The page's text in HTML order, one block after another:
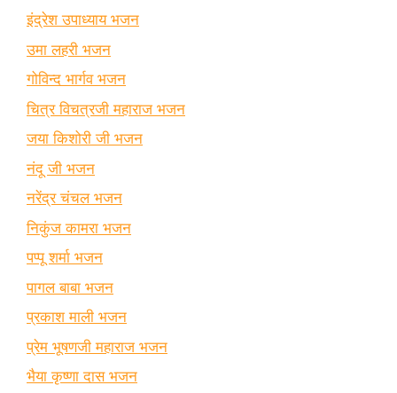
इंद्रेश उपाध्याय भजन
उमा लहरी भजन
गोविन्द भार्गव भजन
चित्र विचत्रजी महाराज भजन
जया किशोरी जी भजन
नंदू जी भजन
नरेंद्र चंचल भजन
निकुंज कामरा भजन
पप्पू शर्मा भजन
पागल बाबा भजन
प्रकाश माली भजन
प्रेम भूषणजी महाराज भजन
भैया कृष्णा दास भजन